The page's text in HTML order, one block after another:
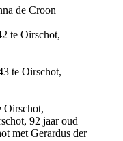
de Croon
te Oirschot,
te Oirschot,
Oirschot,
92 jaar oud
met Gerardus der